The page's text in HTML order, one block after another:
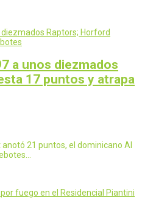
a unos diezmados
17 puntos y atrapa
21 puntos, el dominicano Al